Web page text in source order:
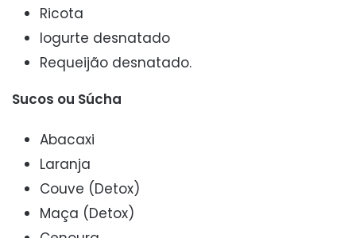
Ricota
Iogurte desnatado
Requeijão desnatado.
Sucos ou Súcha
Abacaxi
Laranja
Couve (Detox)
Maça (Detox)